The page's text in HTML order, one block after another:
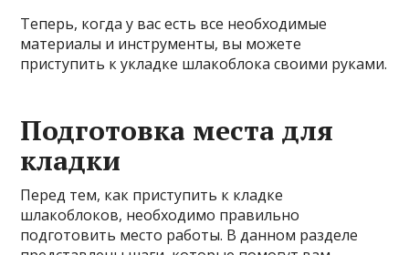
Теперь, когда у вас есть все необходимые
материалы и инструменты, вы можете
приступить к укладке шлакоблока своими руками.
Подготовка места для
кладки
Перед тем, как приступить к кладке
шлакоблоков, необходимо правильно
подготовить место работы. В данном разделе